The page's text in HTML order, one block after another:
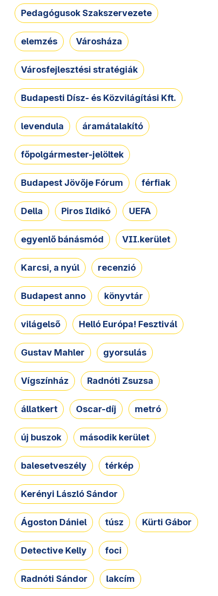
Pedagógusok Szakszervezete
elemzés Városháza
Városfejlesztési stratégiák
Budapesti Dísz- és Közvilágítási Kft.
levendula áramátalakító
főpolgármester-jelöltek
Budapest Jövője Fórum férfiak
Della Piros Ildikó UEFA
egyenlő bánásmód VII.kerület
Karcsi, a nyúl recenzió
Budapest anno könyvtár
világelső Helló Európa! Fesztivál
Gustav Mahler gyorsulás
Vígszínház Radnóti Zsuzsa
állatkert Oscar-díj metró
új buszok második kerület
balesetveszély térkép
Kerényi László Sándor
Ágoston Dániel túsz Kürti Gábor
Detective Kelly foci
Radnóti Sándor lakcím